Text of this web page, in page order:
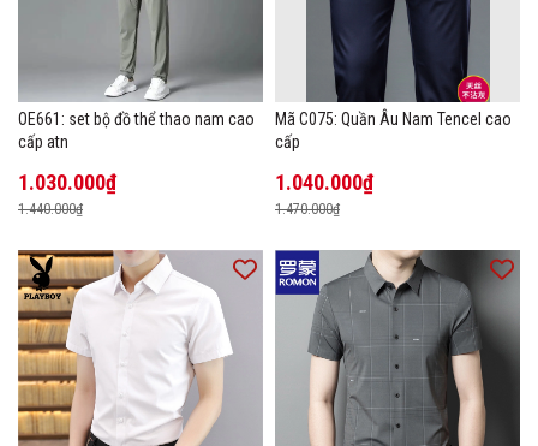
OE661: set bộ đồ thể thao nam cao
cấp atn
1.030.000₫
1.440.000₫
Mã C075: Quần Âu Nam Tencel cao
cấp
1.040.000₫
1.470.000₫